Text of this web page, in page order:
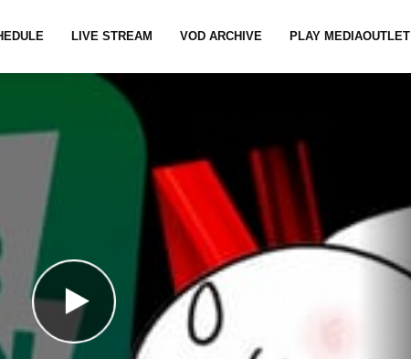
LIVE STREAM VOD ARCHIVE PLAY MEDIAOUTLET